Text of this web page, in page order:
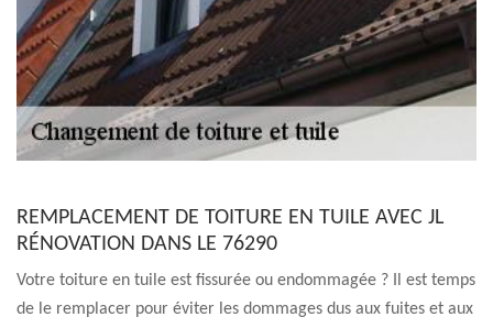
REMPLACEMENT DE TOITURE EN TUILE AVEC JL
RÉNOVATION DANS LE 76290
Votre toiture en tuile est fissurée ou endommagée ? Il est temps
de le remplacer pour éviter les dommages dus aux fuites et aux